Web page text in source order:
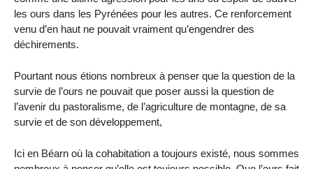
les ours dans les Pyrénées pour les autres. Ce renforcement
venu d’en haut ne pouvait vraiment qu’engendrer des
déchirements.
Pourtant nous étions nombreux à penser que la question de la
survie de l’ours ne pouvait que poser aussi la question de
l’avenir du pastoralisme, de l’agriculture de montagne, de sa
survie et de son développement,
Ici en Béarn où la cohabitation a toujours existé, nous sommes